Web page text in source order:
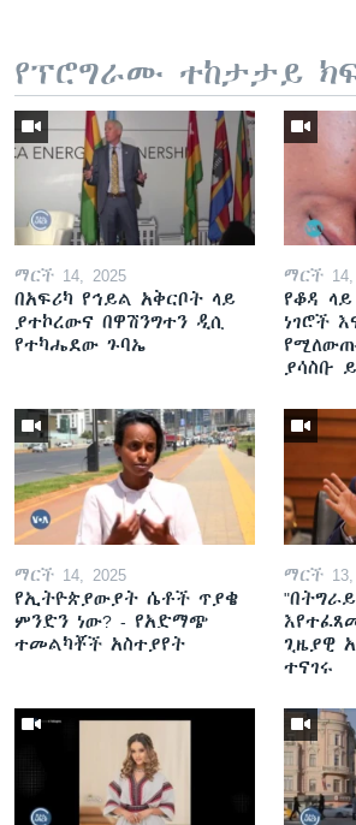
የፕሮግራሙ ተከታታይ
ማርች 14, 2025
በአፍሪካ የኅይል አቅርቦት ላይ
ያተኮረውና በዋሽንግተን ዲሲ
የተካሔደው ጉባኤ
ማርች 14,
የቆዳ
ነገሮች
ያሳስቡ
ማርች 14, 2025
የኢትዮጵያውያት ሴቶች ጥያቄ
ምንድን ነው? - የአድማጭ
ተመልካቾች አስተያየት
ማርች 13,
ጊዜያዊ
ተናገሩ